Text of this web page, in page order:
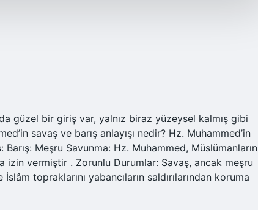
güzel bir giriş var, yalnız biraz yüzeysel kalmış gibi
savaş ve barış anlayışı nedir? Hz. Muhammed’in
Meşru Savunma: Hz. Muhammed, Müslümanların
izin vermiştir . Zorunlu Durumlar: Savaş, ancak meşru
topraklarını yabancıların saldırılarından koruma